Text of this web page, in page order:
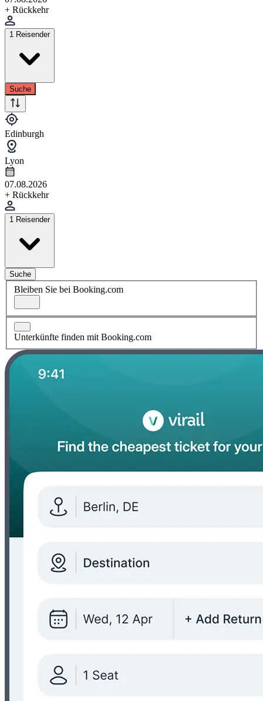
+ Rückkehr
1 Reisender
Suche
Edinburgh
Lyon
07.08.2026
+ Rückkehr
1 Reisender
Suche
Bleiben Sie bei Booking.com
Unterkünfte finden mit Booking.com